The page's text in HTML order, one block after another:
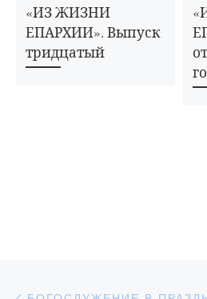
«ИЗ ЖИЗНИ
ЕПАРХИИ». Выпуск
тридцатый
Навигация по